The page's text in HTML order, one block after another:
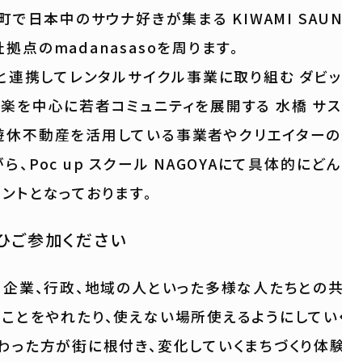
で日本中のサウナ好きが集まる KIWAMI
拠点のmadanasasoを周ります。
連携してレンタルサイクル事業に取り組む ダビッ
を中心に若者コミュニティを展開する 水橋 サス
不動産を活用している事業者やクリエイター
、Poc up スクール NAGOYAにて具体的にどん
トとなっております。
ご参加ください
企業、行政、地域の人といった多様な人たちとの
とをやれたり、使えない場所使えるようにして
った方が街に根付き、変化していくまちづくり体